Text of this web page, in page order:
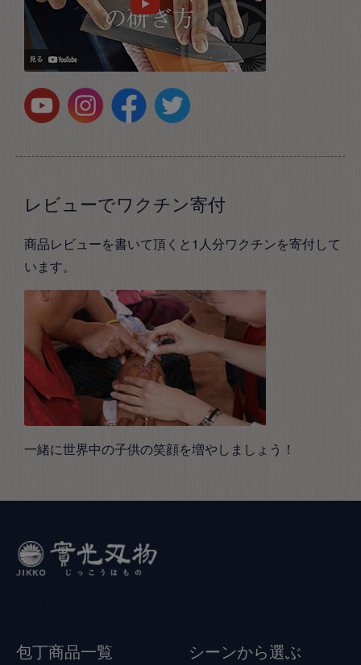
レビューでワクチン寄付
商品レビューを書いて頂くと1人分ワクチンを寄付して
います。
一緒に世界中の子供の笑顔を増やしましょう！
包丁商品一覧 シーンから選ぶ